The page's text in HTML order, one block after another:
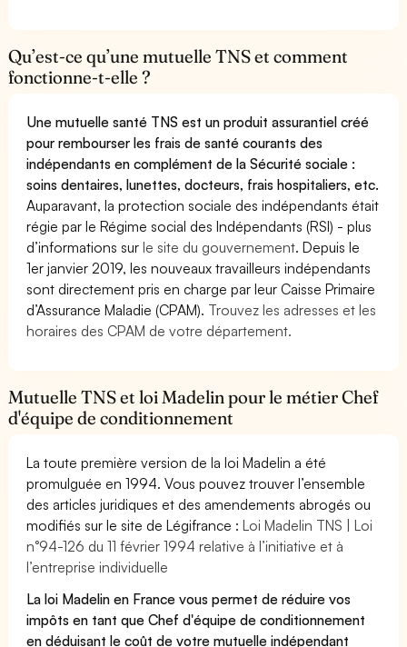
Qu’est-ce qu’une mutuelle TNS et comment
fonctionne-t-elle ?
Une mutuelle santé TNS est un produit assurantiel créé
pour rembourser les frais de santé courants des
indépendants en complément de la Sécurité sociale :
soins dentaires, lunettes, docteurs, frais hospitaliers, etc.
Auparavant, la protection sociale des indépendants était
régie par le Régime social des Indépendants (RSI) - plus
d’informations surle site du gouvernement. Depuis le
1er janvier 2019, les nouveaux travailleurs indépendants
sont directement pris en charge par leur Caisse Primaire
d’Assurance Maladie (CPAM). Trouvez les adresses et les
horaires des CPAM de votre département.
Mutuelle TNS et loi Madelin pour le métier Chef
d'équipe de conditionnement
La toute première version de la loi Madelin a été
promulguée en 1994. Vous pouvez trouver l’ensemble
des articles juridiques et des amendements abrogés ou
modifiés sur le site de Légifrance :Loi Madelin TNS | Loi
n°94-126 du 11 février 1994 relative à l’initiative et à
l’entreprise individuelle
La loi Madelin en France vous permet de réduire vos
impôts en tant que Chef d'équipe de conditionnement
en déduisant le coût de votre mutuelle indépendant